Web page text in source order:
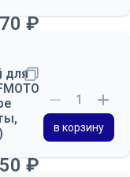
₽
для
₽
в корзину